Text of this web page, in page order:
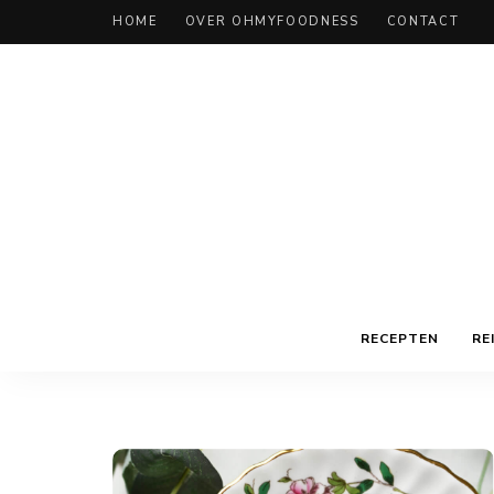
HOME OVER OHMYFOODNESS CONTACT
RECEPTEN